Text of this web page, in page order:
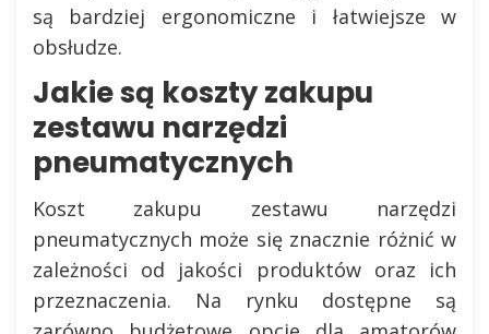
są bardziej ergonomiczne i łatwiejsze w
obsłudze.
Jakie są koszty zakupu
zestawu narzędzi
pneumatycznych
Koszt zakupu zestawu narzędzi
pneumatycznych może się znacznie różnić w
zależności od jakości produktów oraz ich
przeznaczenia. Na rynku dostępne są